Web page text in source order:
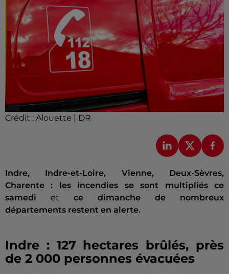
Crédit : Alouette | DR
Indre, Indre-et-Loire, Vienne, Deux-Sèvres,
Charente : les incendies se sont multipliés ce
samedi et ce dimanche de nombreux
départements restent en alerte.
Indre : 127 hectares brûlés, près
de 2 000 personnes évacuées